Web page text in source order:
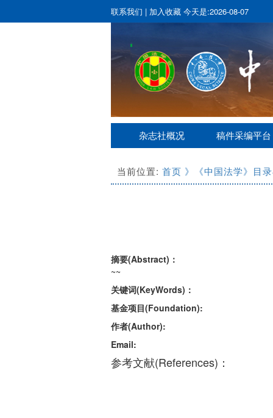
联系我们 | 加入收藏 今天是:2026-08-07
杂志社概况 稿件采编平台
当前位置: 首页 》《中国法学》目
摘要(Abstract)：
~~
关键词(KeyWords)：
基金项目(Foundation):
作者(Author):
Email:
参考文献(References)：